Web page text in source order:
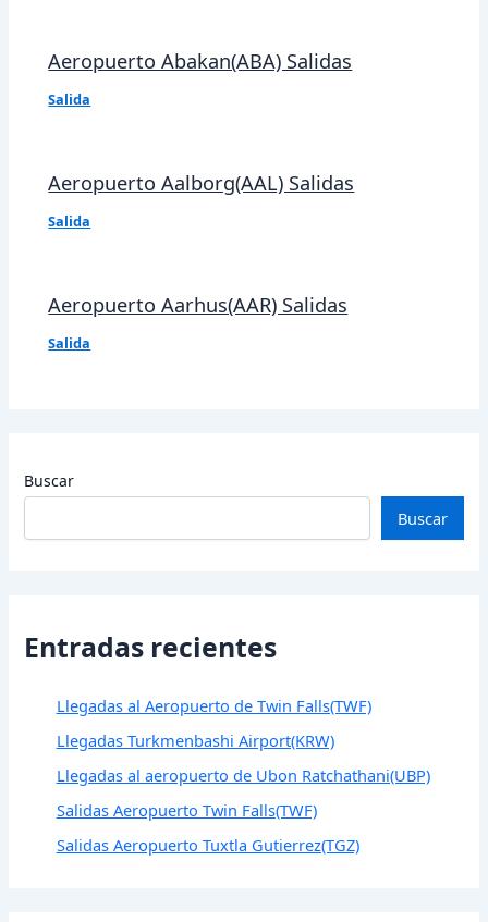
Aeropuerto Abakan(ABA) Salidas
Salida
Aeropuerto Aalborg(AAL) Salidas
Salida
Aeropuerto Aarhus(AAR) Salidas
Salida
Buscar
Buscar
Entradas recientes
Llegadas al Aeropuerto de Twin Falls(TWF)
Llegadas Turkmenbashi Airport(KRW)
Llegadas al aeropuerto de Ubon Ratchathani(UBP)
Salidas Aeropuerto Twin Falls(TWF)
Salidas Aeropuerto Tuxtla Gutierrez(TGZ)